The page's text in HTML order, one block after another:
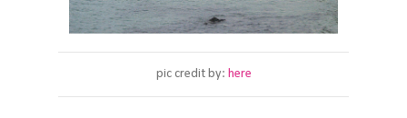
pic credit by: here